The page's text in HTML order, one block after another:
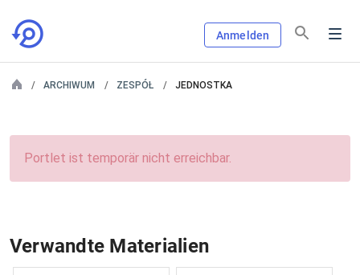
Anmelden
ARCHIWUM ZESPÓŁ JEDNOSTKA
Portlet ist temporär nicht erreichbar.
Verwandte Materialien